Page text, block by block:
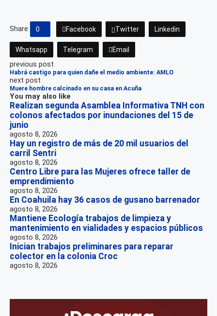
Share 0 Facebook Twitter Linkedin
Whatsapp Telegram Email
previous post
Habrá castigo para quien dañe el medio ambiente: AMLO
next post
Muere hombre calcinado en su casa en Acuña
You may also like
Realizan segunda Asamblea Informativa TNH con
colonos afectados por inundaciones del 15 de
junio
agosto 8, 2026
Hay un registro de más de 20 mil usuarios del
carril Sentri
agosto 8, 2026
Centro Libre para las Mujeres ofrece taller de
emprendimiento
agosto 8, 2026
En Coahuila hay 36 casos de gusano barrenador
agosto 8, 2026
Mantiene Ecología trabajos de limpieza y
mantenimiento en vialidades y espacios públicos
agosto 8, 2026
Inician trabajos preliminares para reparar
colector en la colonia Croc
agosto 8, 2026